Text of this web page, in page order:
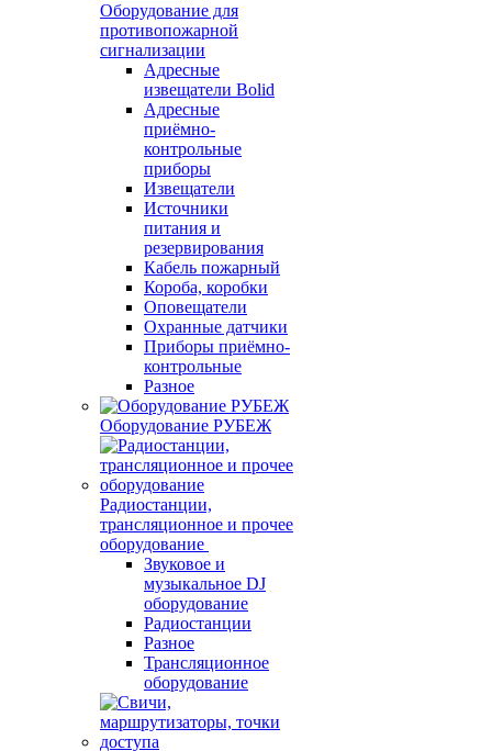
Оборудование для
противопожарной
сигнализации
Адресные
извещатели Bolid
Адресные
приёмно-
контрольные
приборы
Извещатели
Источники
питания и
резервирования
Кабель пожарный
Короба, коробки
Оповещатели
Охранные датчики
Приборы приёмно-
контрольные
Разное
Оборудование РУБЕЖ
Радиостанции,
трансляционное и прочее
оборудование
Звуковое и
музыкальное DJ
оборудование
Радиостанции
Разное
Трансляционное
оборудование